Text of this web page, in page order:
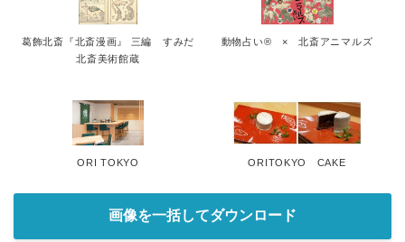
葛飾北斎『北斎漫画』 三編 すみだ
北斎美術館蔵
動物占い® × 北斎アニマルズ
ORI TOKYO ORITOKYO CAKE
画像を一括してダウンロード